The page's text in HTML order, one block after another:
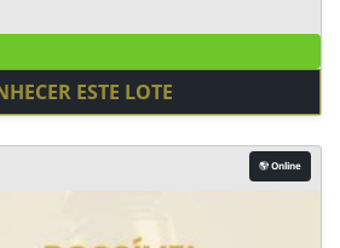
ESTE LOTE
Online